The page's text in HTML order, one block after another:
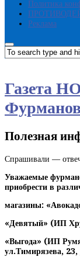
Политика
Реклама
Газета
Полезная
Спрашивали —
Уважаемые
приобрести в
магазины:
«Девятый» (ИП
«Выгода» (ИП
ул.Тимирязева,